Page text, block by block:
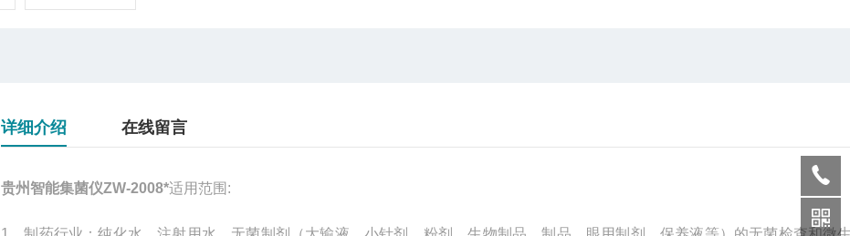
详细介绍 在线留言
贵州智能集菌仪ZW-2008*适用范围: